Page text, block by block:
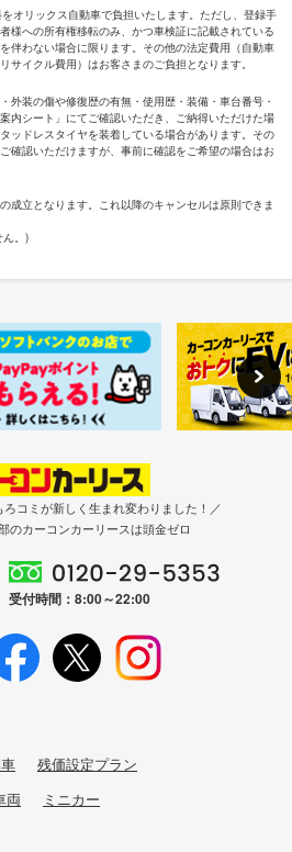
オリックス自動車で負担いたします。ただし、登録手
様への所有権移転のみ、かつ車検証に記載されている
伴わない場合に限ります。その他の法定費用（自動車
サイクル費用）はお客さまのご負担となります。
外装の傷や修復歴の有無・使用歴・装備・車台番号・
内シート」にてご確認いただき、ご納得いただけた場
ッドレスタイヤを装着している場合があります。その
確認いただけますが、事前に確認をご希望の場合はお
成立となります。これ以降のキャンセルは原則できま
。)
コミが新しく生まれ変わりました！／
のカーコンカーリースは頭金ゼロ
受付時間：8:00～22:00
残価設定プラン
両 ミニカー